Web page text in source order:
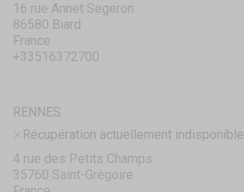
16 rue Annet Segeron
86580 Biard
France
+33516372700
RENNES
Récupération actuellement indisponible
4 rue des Petits Champs
35760 Saint-Grégoire